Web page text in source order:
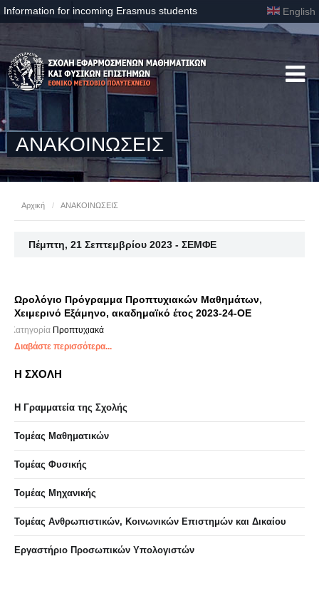
Information for incoming Erasmus students English
ΑΝΑΚΟΙΝΩΣΕΙΣ
Αρχική / ΑΝΑΚΟΙΝΩΣΕΙΣ
Πέμπτη, 21 Σεπτεμβρίου 2023 - ΣΕΜΦΕ
Ωρολόγιο Πρόγραμμα Προπτυχιακών Μαθημάτων,
Χειμερινό Εξάμηνο, ακαδημαϊκό έτος 2023-24-OE
Κατηγορία Προπτυχιακά
Διαβάστε περισσότερα...
Η ΣΧΟΛΗ
Η Γραμματεία της Σχολής
Τομέας Μαθηματικών
Τομέας Φυσικής
Τομέας Μηχανικής
Τομέας Ανθρωπιστικών, Κοινωνικών Επιστημών και Δικαίου
Eργαστήριo Προσωπικών Υπολογιστών